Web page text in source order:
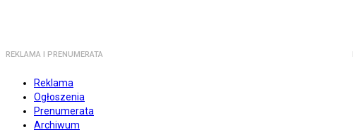
REKLAMA I PRENUMERATA
Reklama
Ogłoszenia
Prenumerata
Archiwum